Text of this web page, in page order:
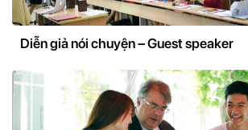
Diễn giả nói chuyện – Guest speaker